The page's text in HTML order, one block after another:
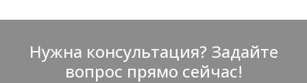
Нужна консультация? Задайте
вопрос прямо сейчас!